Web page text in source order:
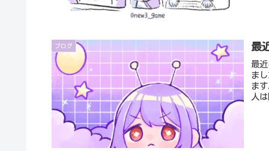
ブログ 最
最
ま
ま
人